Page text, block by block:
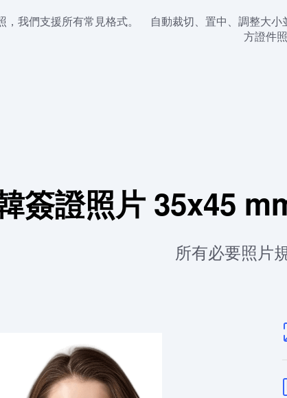
我們支援所有常見格式。
自動裁切、置中、調整大
方證件照
簽證照片 35x45
所有必要照片